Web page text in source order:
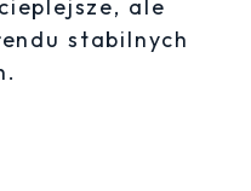
ale
stabilnych